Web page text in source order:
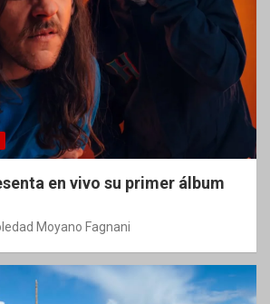
en vivo su primer álbum
Moyano Fagnani